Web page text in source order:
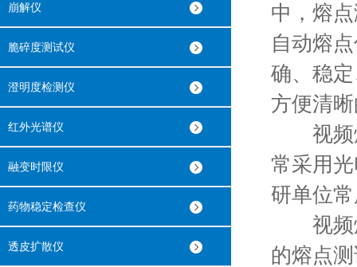
崩解仪
脆碎度测试仪
澄明度检测仪
红外光谱仪
融变时限仪
药物稳定检查仪
透皮扩散仪
中，熔
自动熔
确、稳
方便清
视频熔
常采用
研单位
视频熔
的熔点